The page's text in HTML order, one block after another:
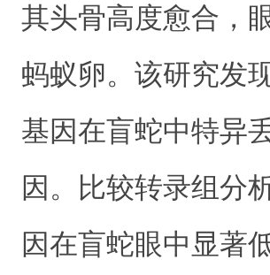
其头骨高度愈合，
蚂蚁卵。该研究发
基因在盲蛇中特异
因。比较转录组分
因在盲蛇眼中显著